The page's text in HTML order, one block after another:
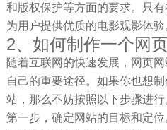
和版权保护等方面的要求。只
为用户提供优质的电影观影体验
2、如何制作一个网
随着互联网的快速发展，网页
自己的重要途径。如果你也想
站，那么不妨按照以下步骤进行
第一步，确定网站的目标和定